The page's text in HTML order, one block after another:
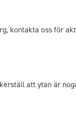
kontakta oss för
att ytan är